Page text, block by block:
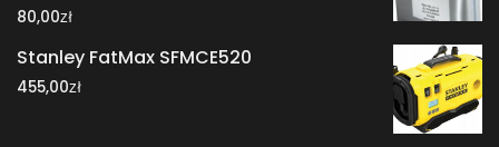
80,00zł
Stanley FatMax SFMCE520
455,00zł